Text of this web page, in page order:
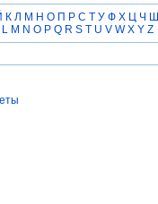
К Л М Н О П Р С Т У Ф Х Ц Ч Ш
L M N O P Q R S T U V W X Y Z